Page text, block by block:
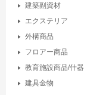
建築副資材
エクステリア
外構商品
フロアー商品
教育施設商品/什器
建具金物